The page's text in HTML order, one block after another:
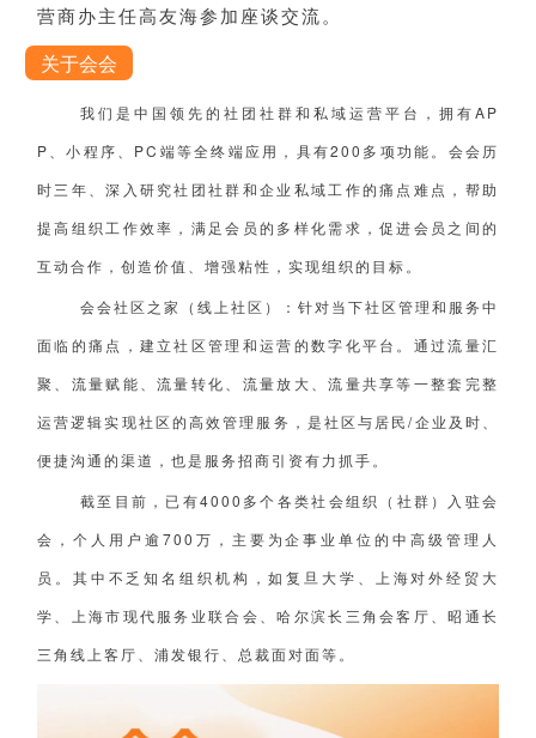
营商办主任高友海参加座谈交流。
关于会会
我们是中国领先的社团社群和私域运营平台，拥有AP
P、小程序、PC端等全终端应用，具有200多项功能。会会历
时三年、深入研究社团社群和企业私域工作的痛点难点，帮助
提高组织工作效率，满足会员的多样化需求，促进会员之间的
互动合作，创造价值、增强粘性，实现组织的目标。
会会社区之家（线上社区）：针对当下社区管理和服务中
面临的痛点，建立社区管理和运营的数字化平台。通过流量汇
聚、流量赋能、流量转化、流量放大、流量共享等一整套完整
运营逻辑实现社区的高效管理服务，是社区与居民/企业及时、
便捷沟通的渠道，也是服务招商引资有力抓手。
截至目前，已有4000多个各类社会组织（社群）入驻会
会，个人用户逾700万，主要为企事业单位的中高级管理人
员。其中不乏知名组织机构，如复旦大学、上海对外经贸大
学、上海市现代服务业联合会、哈尔滨长三角会客厅、昭通长
三角线上客厅、浦发银行、总裁面对面等。